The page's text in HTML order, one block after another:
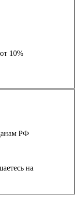
10%
РФ
на